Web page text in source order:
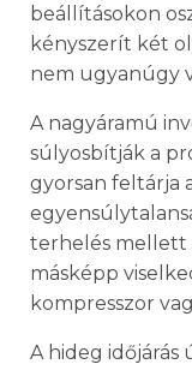
beállításokon
kényszerít két
nem ugyanúgy
A nagyáramú
súlyosbítják a
gyorsan feltárja
terhelés mellett
másképp
kompresszor
A hideg időjárás